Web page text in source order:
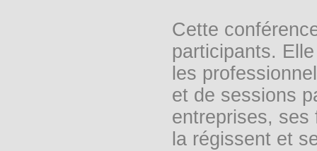
Cette
participants.
les
et de sessions
entreprises, ses
la régissent et